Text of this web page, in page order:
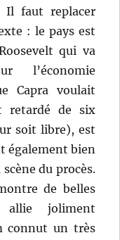
Il faut replacer
: le pays est
qui va
l’économie
Capra voulait
retardé de six
soit libre), est
également bien
du procès.
de belles
allie joliment
connut un très